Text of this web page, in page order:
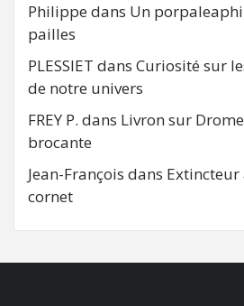
Philippe dans Un
pailles
PLESSIET dans Curiosité sur
de notre univers
FREY P. dans Livron sur
brocante
Jean-François dans
cornet